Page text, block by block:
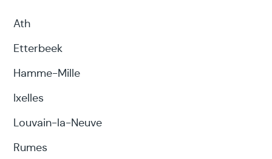
Ath
Etterbeek
Hamme-Mille
Ixelles
Louvain-la-Neuve
Rumes